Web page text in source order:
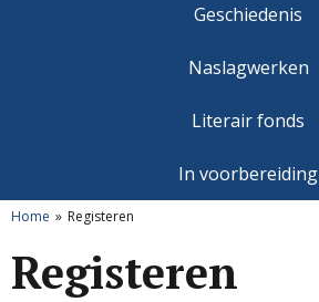
Geschiedenis
Naslagwerken
Literair fonds
In voorbereiding
Home Registeren
Registeren